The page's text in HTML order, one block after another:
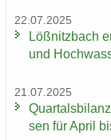
22.07.2025
Löß­nitz­bach
und
21.07.2025
sen für April